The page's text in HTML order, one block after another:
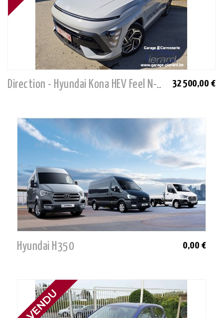
Direction - Hyundai Kona HEV Feel N-Line 32 500,00 €
Hyundai H350 0,00 €